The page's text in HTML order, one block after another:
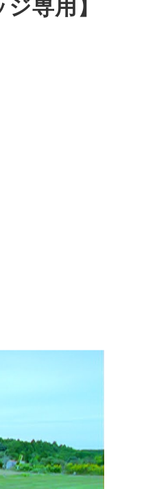
専用】